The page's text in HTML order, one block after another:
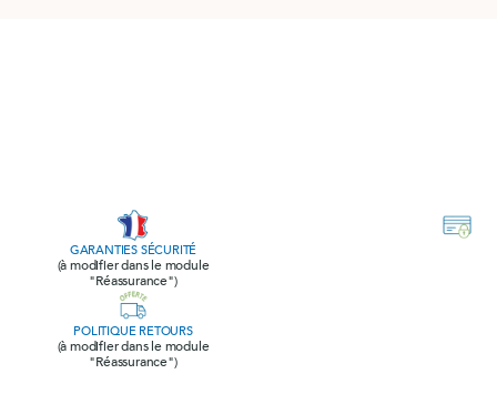
GARANTIES SÉCURITÉ
(à modifier dans le module
"Réassurance")
POLITIQUE RETOURS
(à modifier dans le module
"Réassurance")